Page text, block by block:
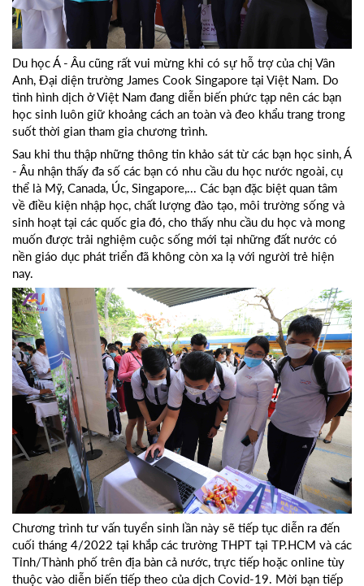
Du học Á - Âu cũng rất vui mừng khi có sự hỗ trợ của chị Vân
Anh, Đại diện trường James Cook Singapore tại Việt Nam. Do
tình hình dịch ở Việt Nam đang diễn biến phức tạp nên các bạn
học sinh luôn giữ khoảng cách an toàn và đeo khẩu trang trong
suốt thời gian tham gia chương trình.
Sau khi thu thập những thông tin khảo sát từ các bạn học sinh, Á
- Âu nhận thấy đa số các bạn có nhu cầu du học nước ngoài, cụ
thể là Mỹ, Canada, Úc, Singapore,... Các bạn đặc biệt quan tâm
về điều kiện nhập học, chất lượng đào tạo, môi trường sống và
sinh hoạt tại các quốc gia đó, cho thấy nhu cầu du học và mong
muốn được trải nghiệm cuộc sống mới tại những đất nước có
nền giáo dục phát triển đã không còn xa lạ với người trẻ hiện
nay.
Chương trình tư vấn tuyển sinh lần này sẽ tiếp tục diễn ra đến
cuối tháng 4/2022 tại khắp các trường THPT tại TP.HCM và các
Tỉnh/Thành phố trên địa bàn cả nước, trực tiếp hoặc online tùy
thuộc vào diễn biến tiếp theo của dịch Covid-19. Mời bạn tiếp